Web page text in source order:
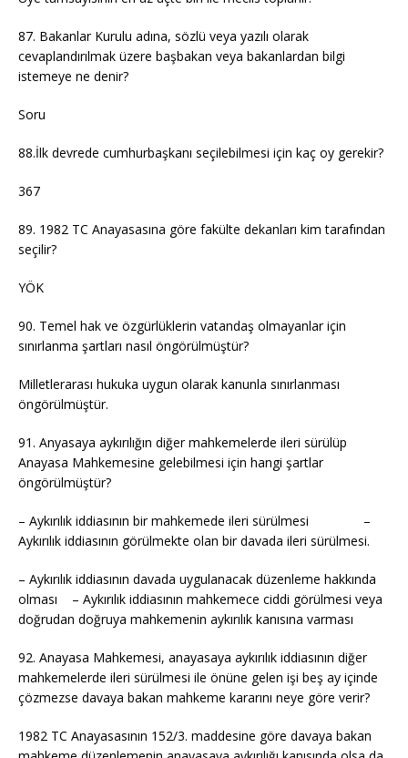
87. Bakanlar Kurulu adına, sözlü veya yazılı olarak
cevaplandırılmak üzere başbakan veya bakanlardan bilgi
istemeye ne denir?
Soru
88.İlk devrede cumhurbaşkanı seçilebilmesi için kaç oy gerekir?
367
89. 1982 TC Anayasasına göre fakülte dekanları kim tarafından
seçilir?
YÖK
90. Temel hak ve özgürlüklerin vatandaş olmayanlar için
sınırlanma şartları nasıl öngörülmüştür?
Milletlerarası hukuka uygun olarak kanunla sınırlanması
öngörülmüştür.
91. Anyasaya aykırılığın diğer mahkemelerde ileri sürülüp
Anayasa Mahkemesine gelebilmesi için hangi şartlar
öngörülmüştür?
– Aykırılık iddiasının bir mahkemede ileri sürülmesi –
Aykırılık iddiasının görülmekte olan bir davada ileri sürülmesi.
– Aykırılık iddiasının davada uygulanacak düzenleme hakkında
olması – Aykırılık iddiasının mahkemece ciddi görülmesi veya
doğrudan doğruya mahkemenin aykırılık kanısına varması
92. Anayasa Mahkemesi, anayasaya aykırılık iddiasının diğer
mahkemelerde ileri sürülmesi ile önüne gelen işi beş ay içinde
çözmezse davaya bakan mahkeme kararını neye göre verir?
1982 TC Anayasasının 152/3. maddesine göre davaya bakan